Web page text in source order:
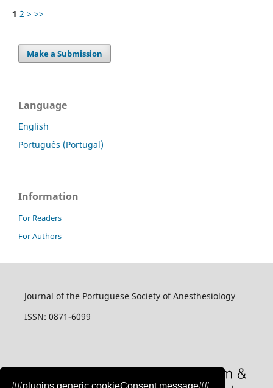
1 2 > >>
Make a Submission
Language
English
Português (Portugal)
Information
For Readers
For Authors
Journal of the Portuguese Society of Anesthesiology
ISSN: 0871-6099